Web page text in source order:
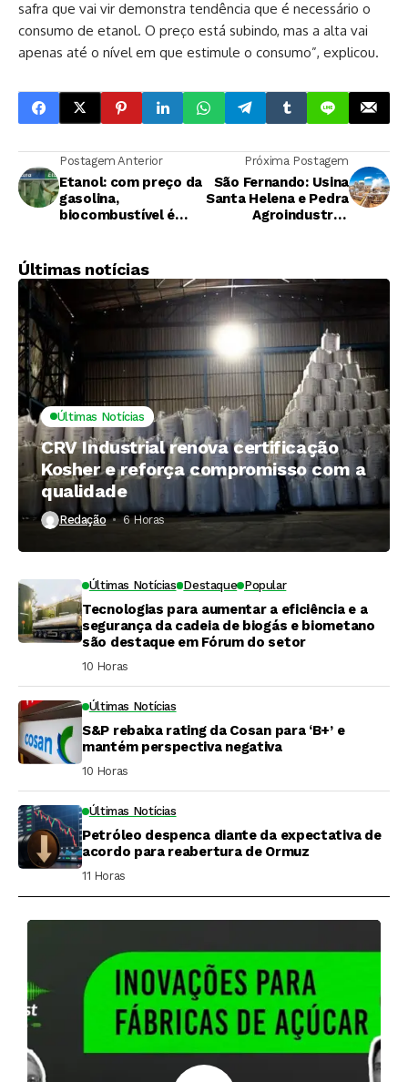
safra que vai vir demonstra tendência que é necessário o
consumo de etanol. O preço está subindo, mas a alta vai
apenas até o nível em que estimule o consumo”, explicou.
Postagem Anterior
Etanol: com preço da
gasolina,
biocombustível é
Próxima Postagem
São Fernando: Usina
Santa Helena e Pedra
Agroindustrial
Últimas notícias
Últimas Notícias
CRV Industrial renova certificação
Kosher e reforça compromisso com a
qualidade
Redação 6 Horas ⁮
Últimas Notícias Destaque Popular
Tecnologias para aumentar a eficiência e a
segurança da cadeia de biogás e biometano
são destaque em Fórum do setor
10 Horas ⁮
Últimas Notícias
S&P rebaixa rating da Cosan para ‘B+’ e
mantém perspectiva negativa
10 Horas ⁮
Últimas Notícias
Petróleo despenca diante da expectativa de
acordo para reabertura de Ormuz
11 Horas ⁮